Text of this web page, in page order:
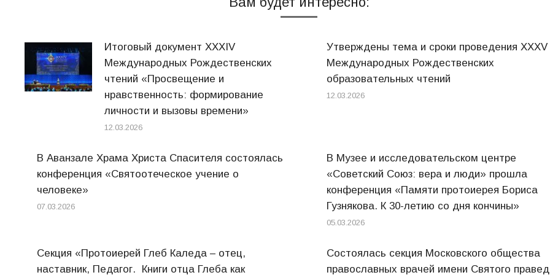
Итоговый документ XXХIV
Международных Рождественских
чтений «Просвещение и
нравственность: формирование
личности и вызовы времени»
12.03.2026
Утверждены тема и сроки проведения XXXV
Международных Рождественских
образовательных чтений
12.03.2026
В Аванзале Храма Христа Спасителя состоялась
конференция «Святоотеческое учение о
человеке»
07.03.2026
В Музее и исследовательском центре
«Советский Союз: вера и люди» прошла
конференция «Памяти протоиерея Бориса
Гузнякова. К 30-летию со дня кончины»
05.03.2026
Секция «Протоиерей Глеб Каледа – отец,
наставник, Педагог. Книги отца Глеба как
Состоялась секция Московского общества
православных врачей имени Святого